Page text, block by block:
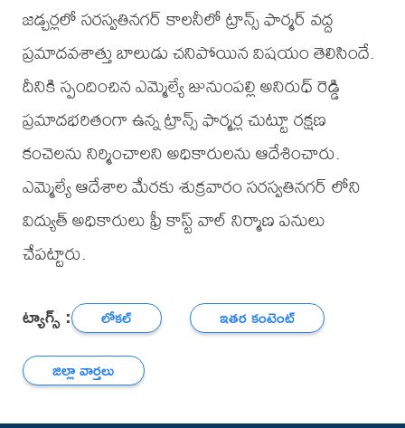
జడ్చర్లలో సరస్వతినగర్ కాలనీలో ట్రాన్స్ ఫార్మర్ వద్ద
ప్రమాదవశాత్తు బాలుడు చనిపోయిన విషయం తెలిసిందే.
దీనికి స్పందించిన ఎమ్మెల్యే జునుంపల్లి అనిరుధ్ రెడ్డి
ప్రమాదభరితంగా ఉన్న ట్రాన్స్ ఫార్మర్ల చుట్టూ రక్షణ
కంచెలను నిర్మించాలని అధికారులను ఆదేశించారు.
ఎమ్మెల్యే ఆదేశాల మేరకు శుక్రవారం సరస్వతినగర్ లోని
విద్యుత్ అధికారులు ఫ్రీ కాస్ట్ వాల్ నిర్మాణ పనులు
చేపట్టారు.
ట్యాగ్స్ : లోకల్
ఇతర కంటెంట్
జిల్లా వార్తలు